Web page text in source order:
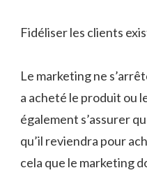
Fidéliser les clients
Le marketing ne
a acheté le produit ou
également s’assurer
qu’il reviendra pour
cela que le marketing